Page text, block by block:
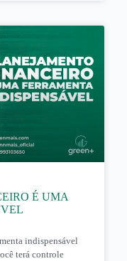
É UMA
indispensável
terá controle